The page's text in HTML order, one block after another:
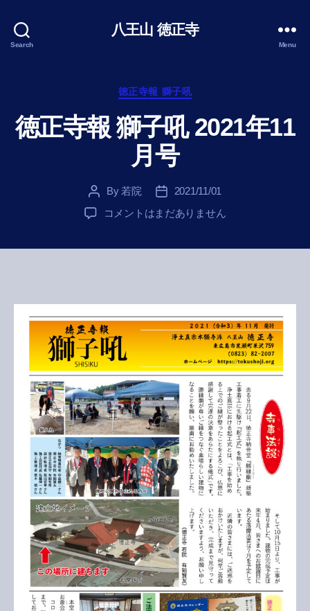
Search
八王山 徳正寺
Menu
Categories
徳正寺報 獅子吼
徳正寺報 獅子吼 2021年11
月号
Post
author
By 若院
Post
date
2021/11/01
徳
吼
2021
年
11
月
号
へ
の
コメントはまだありません